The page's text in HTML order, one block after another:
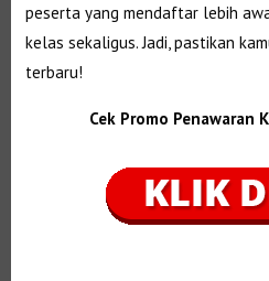
peserta yang mendaftar lebih
kelas sekaligus. Jadi, pastikan
terbaru!
Cek Promo Penawaran